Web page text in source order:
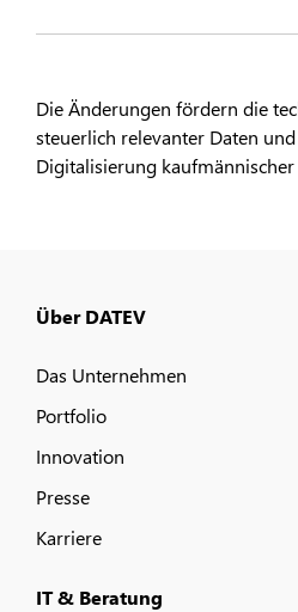
Die Änderungen fördern die
steuerlich relevanter Daten
Digitalisierung kaufmännischer
Über DATEV
Das Unternehmen
Portfolio
Innovation
Presse
Karriere
IT & Beratung